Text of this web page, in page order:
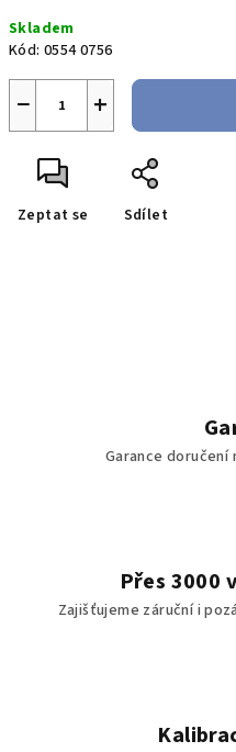
cena:
Skladem
Kód: 0554 0756
+
−
Zeptat se Sdílet
Garance
Přes 3000
Zajišťujeme záruční i